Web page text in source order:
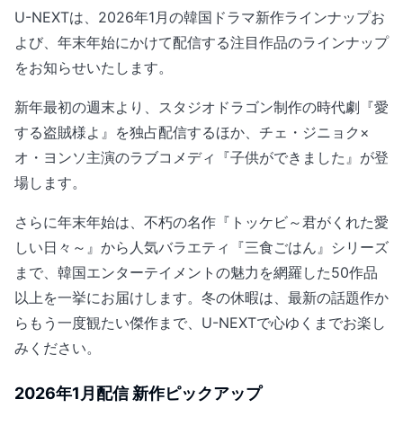
U-NEXTは、2026年1月の韓国ドラマ新作ラインナップお
よび、年末年始にかけて配信する注目作品のラインナップ
をお知らせいたします。
新年最初の週末より、スタジオドラゴン制作の時代劇『愛
する盗賊様よ』を独占配信するほか、チェ・ジニョク×
オ・ヨンソ主演のラブコメディ『子供ができました』が登
場します。
さらに年末年始は、不朽の名作『トッケビ～君がくれた愛
しい日々～』から人気バラエティ『三食ごはん』シリーズ
まで、韓国エンターテイメントの魅力を網羅した50作品
以上を一挙にお届けします。冬の休暇は、最新の話題作か
らもう一度観たい傑作まで、U-NEXTで心ゆくまでお楽し
みください。
2026年1月配信 新作ピックアップ